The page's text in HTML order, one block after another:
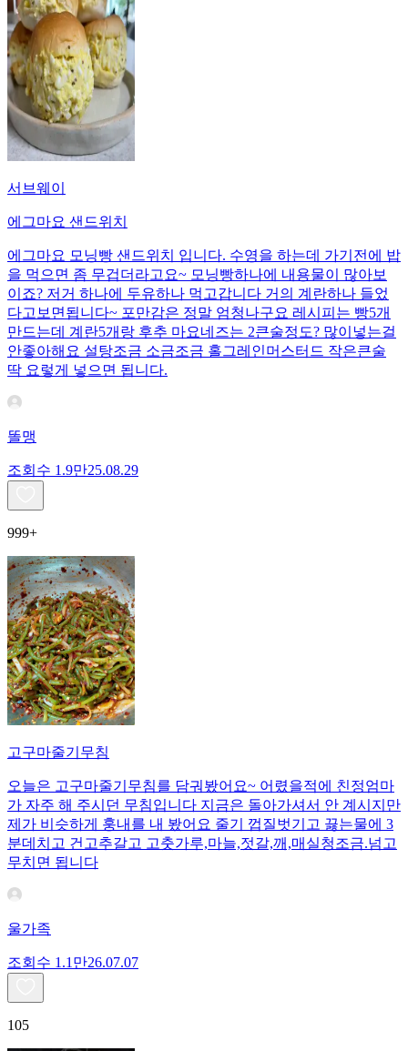
서브웨이
에그마요 샌드위치
에그마요 모닝빵 샌드위치 입니다. 수영을 하는데 가기전에 밥
을 먹으면 좀 무겁더라고요~ 모닝빵하나에 내용물이 많아보
이죠? 저거 하나에 두유하나 먹고갑니다 거의 계란하나 들었
다고보면됩니다~ 포만감은 정말 엄청나구요 레시피는 빵5개
만드는데 계란5개랑 후추 마요네즈는 2큰술정도? 많이넣는걸
안좋아해요 설탕조금 소금조금 홀그레인머스터드 작은큰술
딱 요렇게 넣으면 됩니다.
똘맹
조회수 1.9만25.08.29
999+
고구마줄기무침
오늘은 고구마줄기무침를 담궈봤어요~ 어렸을적에 친정엄마
가 자주 해 주시던 무침입니다 지금은 돌아가셔서 안 계시지만
제가 비슷하게 훙내를 내 봤어요 줄기 껍질벗기고 끓는물에 3
분데치고 건고추갈고 고춧가루,마늘,젓갈,깨,매실청조금.넘고
무치면 됩니다
울가족
조회수 1.1만26.07.07
105